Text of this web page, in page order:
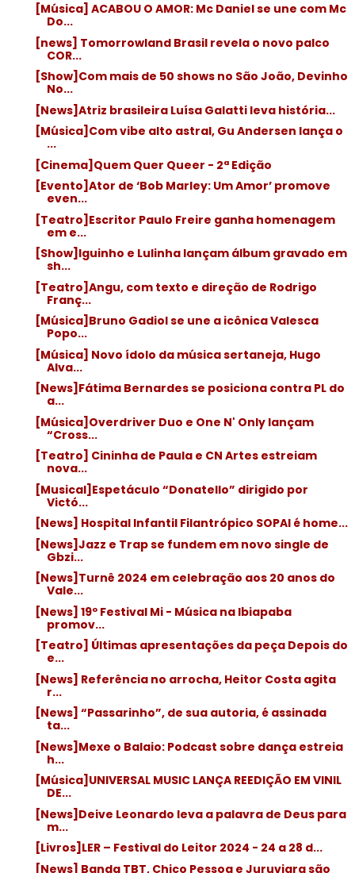
[Música] ACABOU O AMOR: Mc Daniel se une com Mc
Do...
[news] Tomorrowland Brasil revela o novo palco
COR...
[Show]Com mais de 50 shows no São João, Devinho
No...
[News]Atriz brasileira Luísa Galatti leva história...
[Música]Com vibe alto astral, Gu Andersen lança o
...
[Cinema]Quem Quer Queer - 2ª Edição
[Evento]Ator de ‘Bob Marley: Um Amor’ promove
even...
[Teatro]Escritor Paulo Freire ganha homenagem
em e...
[Show]Iguinho e Lulinha lançam álbum gravado em
sh...
[Teatro]Angu, com texto e direção de Rodrigo
Franç...
[Música]Bruno Gadiol se une a icônica Valesca
Popo...
[Música] Novo ídolo da música sertaneja, Hugo
Alva...
[News]Fátima Bernardes se posiciona contra PL do
a...
[Música]Overdriver Duo e One N' Only lançam
“Cross...
[Teatro] Cininha de Paula e CN Artes estreiam
nova...
[Musical]Espetáculo “Donatello” dirigido por
Victó...
[News] Hospital Infantil Filantrópico SOPAI é home...
[News]Jazz e Trap se fundem em novo single de
Gbzi...
[News]Turnê 2024 em celebração aos 20 anos do
Vale...
[News] 19º Festival Mi - Música na Ibiapaba
promov...
[Teatro] Últimas apresentações da peça Depois do
e...
[News] Referência no arrocha, Heitor Costa agita
r...
[News] “Passarinho”, de sua autoria, é assinada
ta...
[News]Mexe o Balaio: Podcast sobre dança estreia
h...
[Música]UNIVERSAL MUSIC LANÇA REEDIÇÃO EM VINIL
DE...
[News]Deive Leonardo leva a palavra de Deus para
m...
[Livros]LER – Festival do Leitor 2024 - 24 a 28 d...
[News] Banda TBT, Chico Pessoa e Juruviara são